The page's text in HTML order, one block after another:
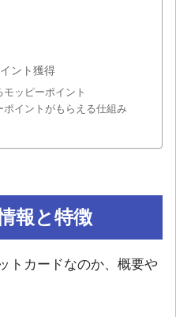
ント獲得
ッピーポイント
イントがもらえる仕組み
報と特徴
トカードなのか、概要や